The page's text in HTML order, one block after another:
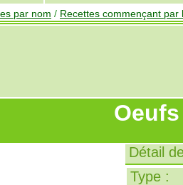
par nom / Recettes commençant par
Détail
Type :